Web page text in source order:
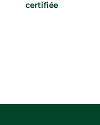
certifiée